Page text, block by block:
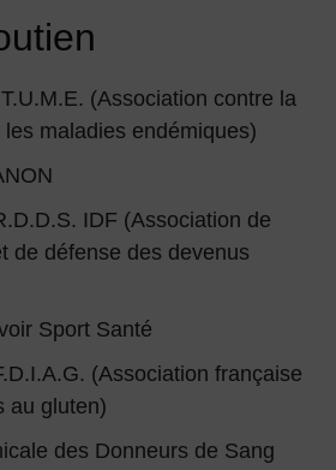
(Association contre la
maladies endémiques)
IDF (Association de
de défense des devenus
Sport Santé
(Association française
au gluten)
des Donneurs de Sang